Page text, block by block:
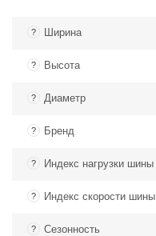
? Ширина
? Высота
? Диаметр
? Бренд
? Индекс нагрузки шины
? Индекс скорости шины
? Сезонность